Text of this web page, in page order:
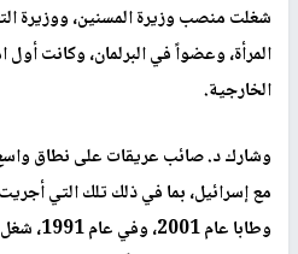
شغلت منصب وزيرة المسنين، ووزيرة
المرأة، وعضواً في البرلمان، وكانت
الخارجية.
وشارك د. صائب عريقات على نطاق
وطابا